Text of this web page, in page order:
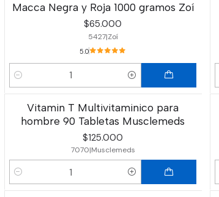
Macca Negra y Roja 1000 gramos Zoí
$65.000
5427|Zoí
5.0
Cantidad
Vitamin T Multivitaminico para
hombre 90 Tabletas Musclemeds
$125.000
7070|Musclemeds
Cantidad